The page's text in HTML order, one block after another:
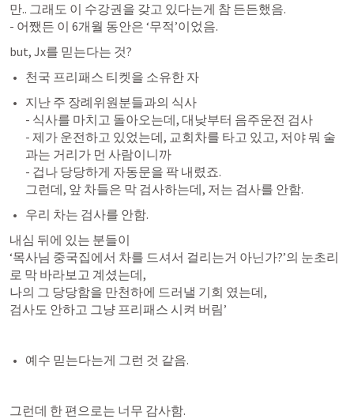
만.. 그래도 이 수강권을 갖고 있다는게 참 든든했음.
but, Jx를 믿는다는 것?
천국 프리패스 티켓을 소유한 자
지난 주 장례위원분들과의 식사
- 식사를 마치고 돌아오는데, 대낮부터 음주운전 검사
- 제가 운전하고 있었는데, 교회차를 타고 있고, 저야 뭐 술
과는 거리가 먼 사람이니까
- 겁나 당당하게 자동문을 팍 내렸죠.
그런데, 앞 차들은 막 검사하는데, 저는 검사를 안함.
우리 차는 검사를 안함.
내심 뒤에 있는 분들이
‘목사님 중국집에서 차를 드셔서 걸리는거 아닌가?’의 눈초리
로 막 바라보고 계셨는데,
나의 그 당당함을 만천하에 드러낼 기회 였는데,
검사도 안하고 그냥 프리패스 시켜 버림’
예수 믿는다는게 그런 것 같음.
그런데 한 편으로는 너무 감사함.